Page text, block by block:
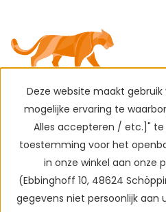
Deze website maakt
mogelijke ervaring te
Alles accepteren / etc.]" te
toestemming voor het
in onze winkel aan onze
(Ebbinghoff 10, 48624
gegevens niet persoonlijk aan